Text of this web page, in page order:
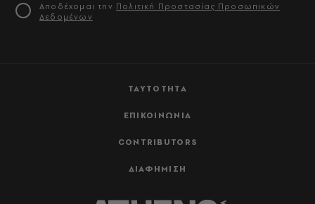
ΤΑΥΤΟΤΗΤΑ
ΕΠΙΚΟΙΝΩΝΙΑ
CONTRIBUTORS
ΔΙΑΦΗΜΙΣΗ
Αποδέχομαι την Πολιτική Προστασίας Προσωπικών
Δεδομένων